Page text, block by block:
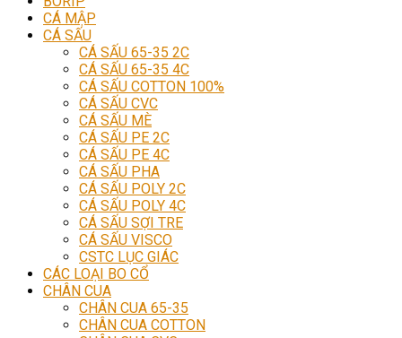
CÁ MẬP
CÁ SẤU
CÁ SẤU 65-35 2C
CÁ SẤU 65-35 4C
CÁ SẤU COTTON 100%
CÁ SẤU CVC
CÁ SẤU MÈ
CÁ SẤU PE 2C
CÁ SẤU PE 4C
CÁ SẤU PHA
CÁ SẤU POLY 2C
CÁ SẤU POLY 4C
CÁ SẤU SỢI TRE
CÁ SẤU VISCO
CSTC LỤC GIÁC
CÁC LOẠI BO CỔ
CHÂN CUA
CHÂN CUA 65-35
CHÂN CUA COTTON